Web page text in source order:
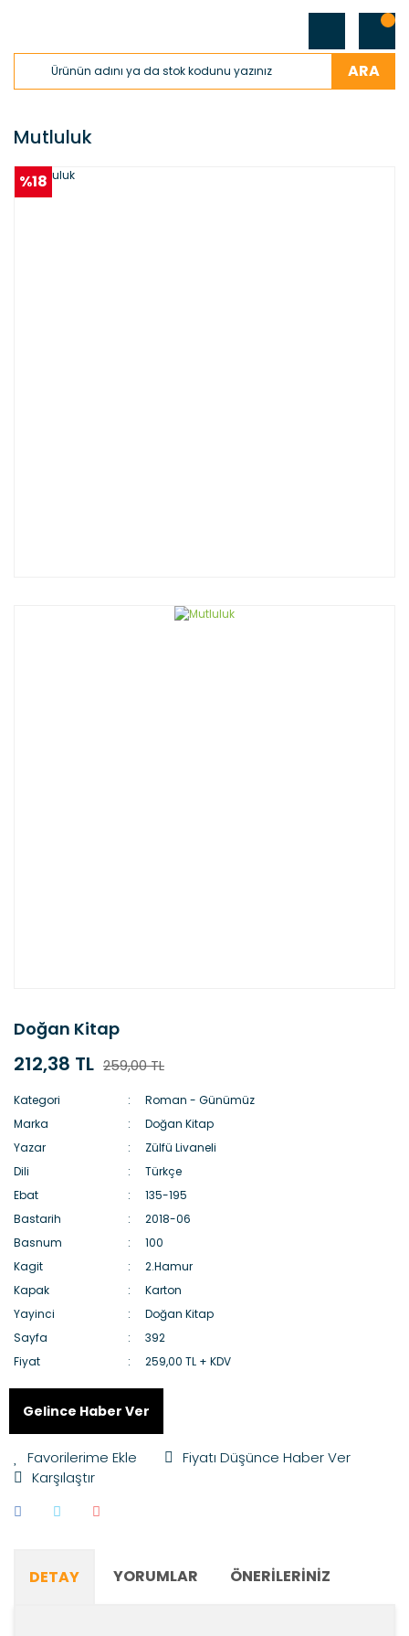
ARA
Mutluluk
%18
Doğan Kitap
212,38 TL 259,00 TL
Kategori
Roman - Günümüz
Marka
Doğan Kitap
Yazar
Zülfü Livaneli
Dili
Türkçe
Ebat
135-195
Bastarih
2018-06
Basnum
100
Kagit
2.Hamur
Kapak
Karton
Yayinci
Doğan Kitap
Sayfa
392
Fiyat
259,00 TL + KDV
Gelince Haber Ver
Fiyatı Düşünce Haber Ver
Karşılaştır
DETAY YORUMLAR ÖNERILERINIZ